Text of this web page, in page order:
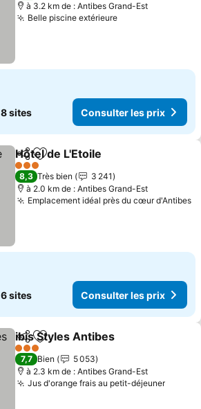
à 3.2 km de : Antibes Grand-Est
Belle piscine extérieureConsulter les
8 sites Consulter les prix
PartagerAjouter à mes favoris
Hôtel de L'Etoile
3 Étoiles
8,3 Très bien
3 241
à 2.0 km de : Antibes Grand-Est
Emplacement idéal près du cœur d'Antibes
6 sites Consulter les prix
PartagerAjouter à mes favoris
ibis Styles Antibes
3 Étoiles
7,7 Bien
5 053
à 2.3 km de : Antibes Grand-Est
Jus d'orange frais au petit-déjeuner